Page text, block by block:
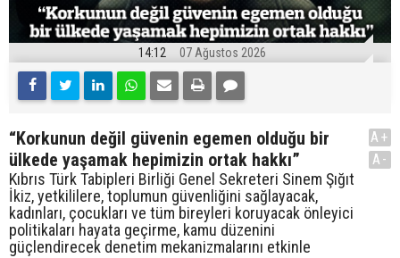
14:12 07 Ağustos 2026
“Korkunun değil güvenin egemen olduğu bir
ülkede yaşamak hepimizin ortak hakkı”
Kıbrıs Türk Tabipleri Birliği Genel Sekreteri Sinem Şığıt
İkiz, yetkililere, toplumun güvenliğini sağlayacak,
kadınları, çocukları ve tüm bireyleri koruyacak önleyici
politikaları hayata geçirme, kamu düzenini
güçlendirecek denetim mekanizmalarını etkinle
A+
A-